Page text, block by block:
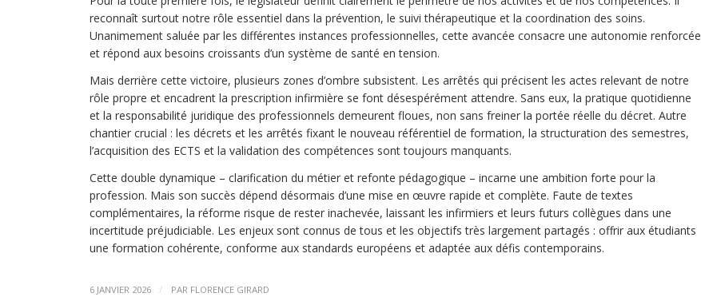
reconnaît surtout notre rôle essentiel dans la prévention, le suivi thérapeutique et la coordination des soins.
Unanimement saluée par les différentes instances professionnelles, cette avancée consacre une autonomie renforcée
et répond aux besoins croissants d’un système de santé en tension.
Mais derrière cette victoire, plusieurs zones d’ombre subsistent. Les arrêtés qui précisent les actes relevant de notre
rôle propre et encadrent la prescription infirmière se font désespérément attendre. Sans eux, la pratique quotidienne
et la responsabilité juridique des professionnels demeurent floues, non sans freiner la portée réelle du décret. Autre
chantier crucial : les décrets et les arrêtés fixant le nouveau référentiel de formation, la structuration des semestres,
l’acquisition des ECTS et la validation des compétences sont toujours manquants.
Cette double dynamique – clarification du métier et refonte pédagogique – incarne une ambition forte pour la
profession. Mais son succès dépend désormais d’une mise en œuvre rapide et complète. Faute de textes
complémentaires, la réforme risque de rester inachevée, laissant les infirmiers et leurs futurs collègues dans une
incertitude préjudiciable. Les enjeux sont connus de tous et les objectifs très largement partagés : offrir aux étudiants
une formation cohérente, conforme aux standards européens et adaptée aux défis contemporains.
6 JANVIER 2026 / PAR FLORENCE GIRARD